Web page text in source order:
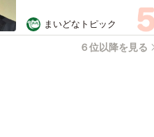
優が長髪ヒゲのワイルド近影
「ガチヒロさんそっくり」
「新たな一面もステキ」
まいどなトピック
６位以降を見る